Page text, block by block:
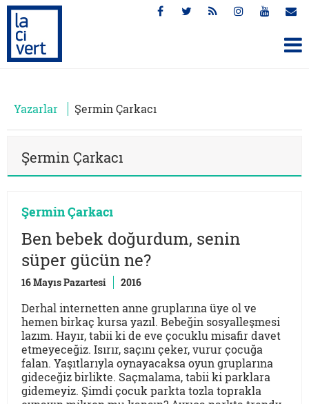
Yazarlar Şermin Çarkacı
Şermin Çarkacı
Şermin Çarkacı
Ben bebek doğurdum, senin
süper gücün ne?
16 Mayıs Pazartesi 2016
Derhal internetten anne gruplarına üye ol ve
hemen birkaç kursa yazıl. Bebeğin sosyalleşmesi
lazım. Hayır, tabii ki de eve çocuklu misafir davet
etmeyeceğiz. Isırır, saçını çeker, vurur çocuğa
falan. Yaşıtlarıyla oynayacaksa oyun gruplarına
gideceğiz birlikte. Saçmalama, tabii ki parklara
gidemeyiz. Şimdi çocuk parkta tozla toprakla